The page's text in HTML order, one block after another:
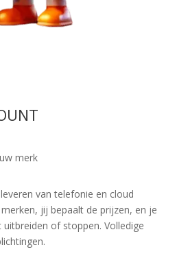
merk
van telefonie en cloud
jij bepaalt de prijzen, en je
of stoppen. Volledige